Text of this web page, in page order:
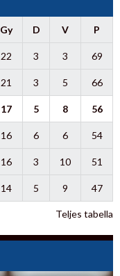
Gy D V P
22 3 3 69
21 3 5 66
17 5 8 56
16 6 6 54
16 3 10 51
14 5 9 47
Teljes tabella